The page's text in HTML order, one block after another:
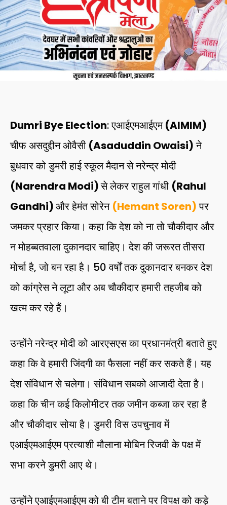
Dumri Bye Election: एआईएमआईएम(AIMIM)
चीफ असदुद्दीन ओवैसी (Asaduddin Owaisi)ने
बुधवार को डुमरी हाई स्कूल मैदान से नरेन्द्र मोदी
(Narendra Modi)से लेकर राहुल गांधी (Rahul
Gandhi)और हेमंत सोरेन (Hemant Soren)पर
जमकर प्रहार किया। कहा कि देश को ना तो चौकीदार और
न मोहब्बतवाला दुकानदार चाहिए। देश की जरूरत तीसरा
मोर्चा है, जो बन रहा है। 50 वर्षों तक दुकानदार बनकर देश
को कांग्रेस ने लूटा और अब चौकीदार हमारी तहजीब को
खत्म कर रहे हैं।
उन्होंने नरेन्द्र मोदी को आरएसएस का प्रधानमंत्री बताते हुए
कहा कि वे हमारी जिंदगी का फैसला नहीं कर सकते हैं। यह
देश संविधान से चलेगा। संविधान सबको आजादी देता है।
कहा कि चीन कई किलोमीटर तक जमीन कब्जा कर रहा है
और चौकीदार सोया है। डुमरी विस उपचुनाव में
एआईएमआईएम प्रत्याशी मौलाना मोबिन रिजवी के पक्ष में
सभा करने डुमरी आए थे।
उन्होंने एआईएमआईएम को बी टीम बताने पर विपक्ष को कड़े